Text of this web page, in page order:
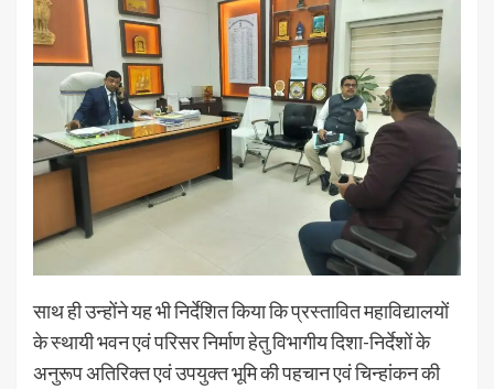
साथ ही उन्होंने यह भी निर्देशित किया कि प्रस्तावित महाविद्यालयों
के स्थायी भवन एवं परिसर निर्माण हेतु विभागीय दिशा-निर्देशों के
अनुरूप अतिरिक्त एवं उपयुक्त भूमि की पहचान एवं चिन्हांकन की